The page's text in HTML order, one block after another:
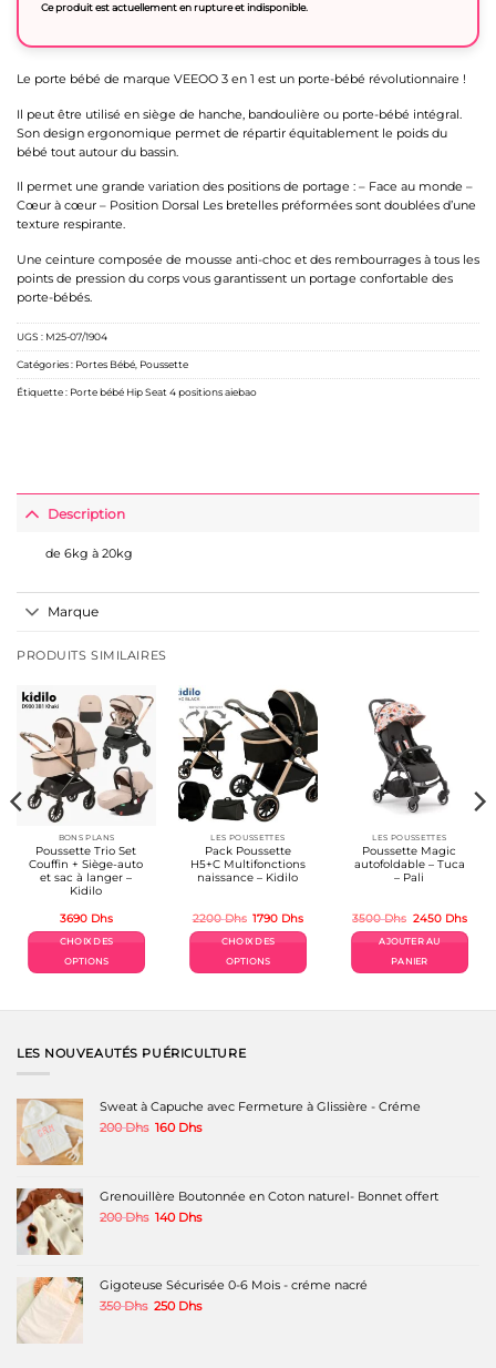
Le porte bébé de marque VEEOO 3 en 1 est un porte-bébé révolutionnaire !
Il peut être utilisé en siège de hanche, bandoulière ou porte-bébé intégral.
Son design ergonomique permet de répartir équitablement le poids du
bébé tout autour du bassin.
Il permet une grande variation des positions de portage : – Face au monde –
Cœur à cœur – Position Dorsal Les bretelles préformées sont doublées d’une
texture respirante.
Une ceinture composée de mousse anti-choc et des rembourrages à tous les
points de pression du corps vous garantissent un portage confortable des
porte-bébés.
Ce produit est actuellement en rupture et indisponible.
UGS : M25-07/1904
Catégories : Portes Bébé, Poussette
Étiquette : Porte bébé Hip Seat 4 positions aiebao
Description
de 6kg à 20kg
Marque
PRODUITS SIMILAIRES
BONS PLANS
Poussette Trio Set
Couffin + Siège-auto
et sac à langer –
Kidilo
3690 Dhs
CHOIX DES
OPTIONS
variations.
être
choisies
du
produit
LES POUSSETTES
Pack Poussette
H5+C Multifonctions
naissance – Kidilo
2200Dhs Le
initial
était :
2200 Dhs.
1790 DhsLe
actuel
CHOIX DES
OPTIONS
être
du
LES POUSSETTES
Poussette Magic
autofoldable – Tuca
– Pali
3500Dhs Le
initial
était :
3500 Dhs.
2450 DhsLe
AJOUTER AU
PANIER
LES NOUVEAUTÉS PUÉRICULTURE
Sweat à Capuche avec Fermeture à Glissière - Créme
200Dhs Le
200 Dhs.
160 DhsLe
160 Dhs.
Grenouillère Boutonnée en Coton naturel- Bonnet offert
200Dhs Le
200 Dhs.
140 DhsLe
140 Dhs.
Gigoteuse Sécurisée 0-6 Mois - créme nacré
350Dhs Le
250 DhsLe